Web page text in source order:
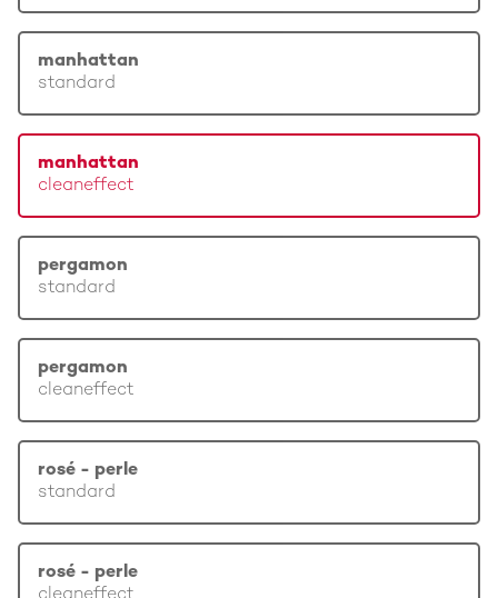
manhattan
standard
manhattan
cleaneffect
pergamon
standard
pergamon
cleaneffect
rosé - perle
standard
rosé - perle